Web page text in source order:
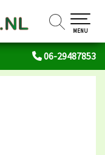
06-29487853
MENU